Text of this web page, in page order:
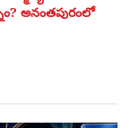
అనంతపురంలో